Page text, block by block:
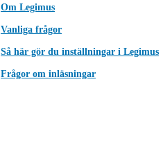
Om Legimus
Vanliga frågor
Så här gör du inställningar i Legimus
Frågor om inläsningar